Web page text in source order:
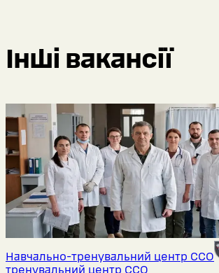
Інші вакансії
Навчально-тренувальний центр ССО
тренувальний центр ССО